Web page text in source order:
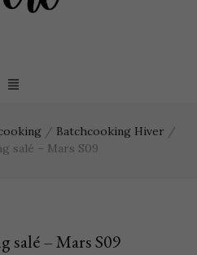
/ Batchcooking Hiver /
salé – Mars S09
salé – Mars S09